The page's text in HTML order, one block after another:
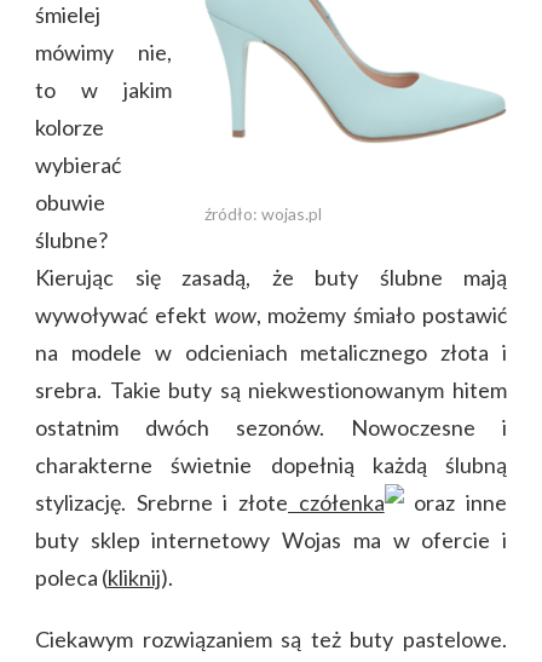
źródło: wojas.pl
śmielej
mówimy nie,
to w jakim
kolorze
wybierać
obuwie
ślubne?
Kierując się zasadą, że buty ślubne mają
wywoływać efekt wow, możemy śmiało postawić
na modele w odcieniach metalicznego złota i
srebra. Takie buty są niekwestionowanym hitem
ostatnim dwóch sezonów. Nowoczesne i
charakterne świetnie dopełnią każdą ślubną
stylizację. Srebrne i złote czółenka
oraz inne
buty sklep internetowy Wojas ma w ofercie i
poleca (kliknij).
Ciekawym rozwiązaniem są też buty pastelowe.